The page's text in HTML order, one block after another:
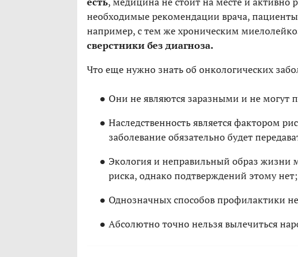
необходимые рекомендации врача,
например, с тем же хроническим
сверстники без диагноза.
Что еще нужно знать об онкологических
Они не являются заразными и не могут
Наследственность является фактором
заболевание обязательно будет
Экология и неправильный образ жизни
риска, однако подтверждений этому нет;
Однозначных способов профилактики
Абсолютно точно нельзя вылечиться